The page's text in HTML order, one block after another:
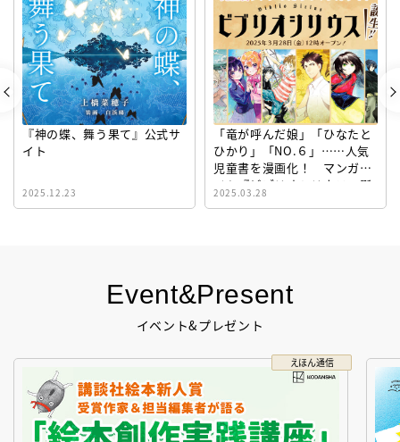
Event&Present
イベント&プレゼント
えほん通信
『神の蝶、舞う果て』公式サ
イト
2025.12.23
「竜が呼んだ娘」「ひなたと
ひかり」「NO.６」……人気
児童書を漫画化！ マンガサ
イト『ビブリオシリウス』誕
生！
2025.03.28